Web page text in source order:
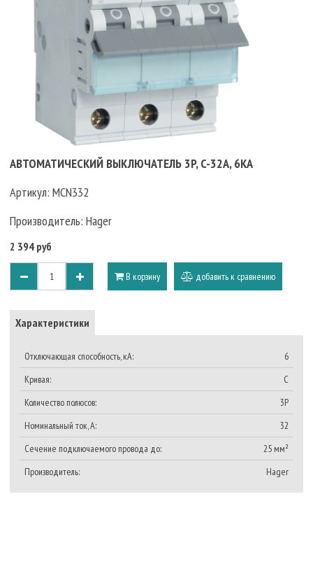
АВТОМАТИЧЕСКИЙ ВЫКЛЮЧАТЕЛЬ 3P, C-32A, 6KA
Артикул: MCN332
Производитель: Hager
2 394 руб
В корзину добавить к сравнению
Характеристики
Отключающая способность, кА:
6
Кривая:
C
Количество полюсов:
3P
Номинальный ток, A:
32
Сечение подключаемого провода до:
25 мм²
Производитель:
Hager